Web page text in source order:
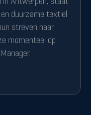
in Antwerpen, staat
duurzame textiel
streven naar
momenteel op